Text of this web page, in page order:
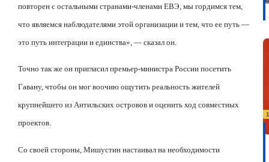
повторен с остальными странами-членами ЕВЭ, мы гордимся тем,
что являемся наблюдателями этой организации и тем, что ее путь —
это путь интеграции и единства», — сказал он.
Точно так же он пригласил премьер-министра России посетить
Гавану, чтобы он мог воочию ощутить реальность жителей
крупнейшего из Антильских островов и оценить ход совместных
проектов.
Со своей стороны, Мишустин настаивал на необходимости